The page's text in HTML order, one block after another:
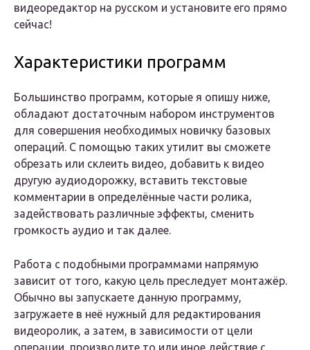
видеоредактор на русском и установите его прямо
сейчас!
Характеристики программ
Большинство программ, которые я опишу ниже,
обладают достаточным набором инструментов
для совершения необходимых новичку базовых
операций. С помощью таких утилит вы сможете
обрезать или склеить видео, добавить к видео
другую аудиодорожку, вставить текстовые
комментарии в определённые части ролика,
задействовать различные эффекты, сменить
громкость аудио и так далее.
Работа с подобными программами напрямую
зависит от того, какую цель преследует монтажёр.
Обычно вы запускаете данную программу,
загружаете в неё нужный для редактирования
видеоролик, а затем, в зависимости от цели
операции, производите то или иное действие с